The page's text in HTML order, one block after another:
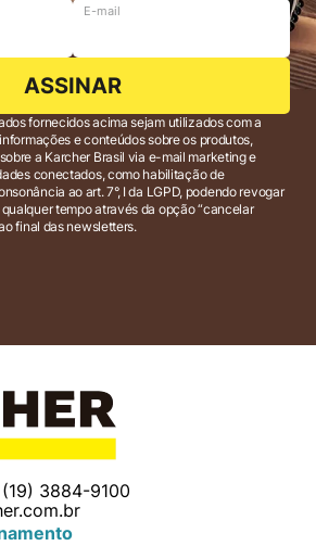
E-mail
ASSINAR
fornecidos acima sejam utilizados com a
e conteúdos sobre os produtos,
conectados, como habilitação de
ao art. 7°, I da LGPD, podendo revogar
tempo através da opção “cancelar
final das newsletters.
(19) 3884-9100